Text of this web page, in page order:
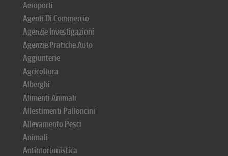
Aeroporti
Agenti Di Commercio
Agenzie Investigazioni
Agenzie Pratiche Auto
Aggiunterie
Agricoltura
Alberghi
Alimenti Animali
Allestimenti Palloncini
Allevamento Pesci
Animali
Antinfortunistica